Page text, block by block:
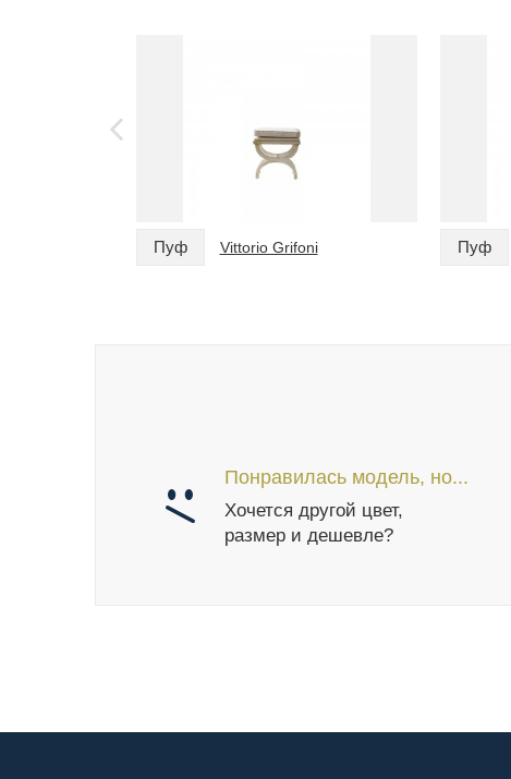
Пуф Vittorio Grifoni Пуф
Понравилась модель, но...
Хочется другой цвет,
размер и дешевле?